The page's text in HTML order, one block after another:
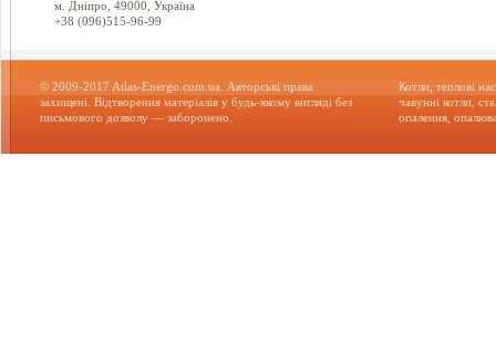
© 2009-2017 Atlas-Energo.com.ua. Авторські права
захищені. Відтворення матеріалів у будь-якому вигляді без
письмового дозволу — заборонено.
Котли, теплові
чавунні котли,
опалення,
м. Дніпро, 49000, Україна
+38 (096)515-96-99